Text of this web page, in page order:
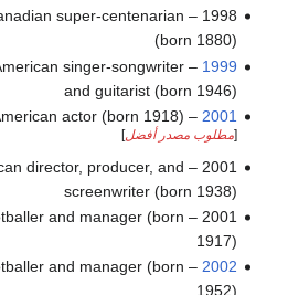
1998 –
super-centenarian
(born 1880)
1999
–
singer-songwriter
and guitarist (born 1946)
2001
–
actor (born 1918)
[مطلوب مصدر أفضل]
2001 –
director, producer, and
screenwriter (born 1938)
2001 –
and manager (born
1917)
2002
–
and manager (born
1952)